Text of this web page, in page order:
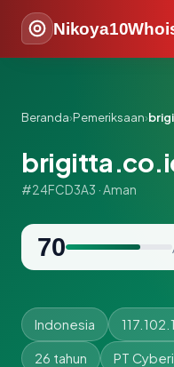
Beranda›Pemeriksaan›
#24FCD3A3 · Aman
70
Indonesia
26 tahun PT